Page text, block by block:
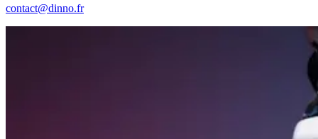
contact@dinno.fr